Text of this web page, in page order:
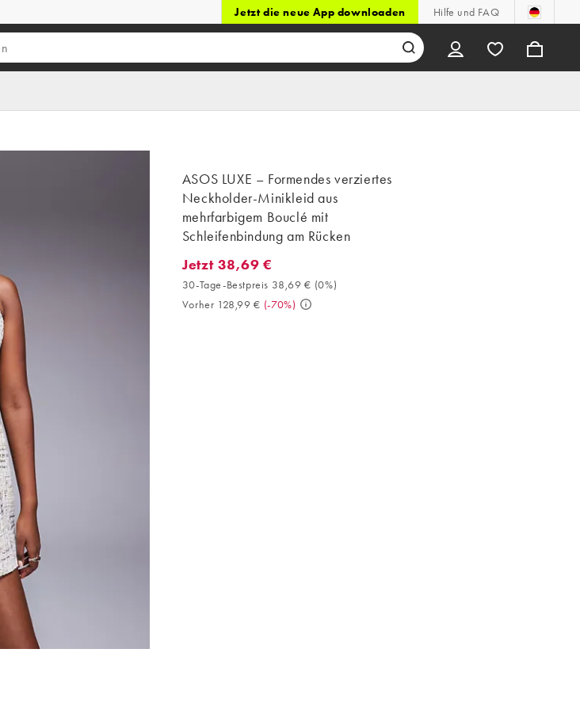
Jetzt die neue App downloaden Hilfe und FAQ
ASOS LUXE – Formendes verziertes
Neckholder-Minikleid aus
mehrfarbigem Bouclé mit
Schleifenbindung am Rücken
Jetzt 38,69 €. 30-Tage-Bestpreis 38,69 € (0%). Vorher 128,99 €. (-70%)
Jetzt 38,69 €
30-Tage-Bestpreis 38,69 € (0%)
Vorher 128,99 € (-70%)